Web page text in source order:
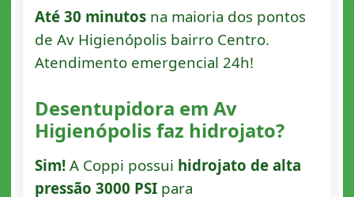
Até 30 minutosna maioria dos pontos
de Av Higienópolis bairro Centro.
Atendimento emergencial 24h!
Desentupidora em Av
Higienópolis faz hidrojato?
Sim!A Coppi possui hidrojato de alta
pressão 3000 PSIpara